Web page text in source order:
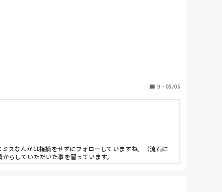
しょうか。
9 ・ 05/05
スなんかは指摘をせずにフォローしていますね。（流石に
していただいた事を習っています。